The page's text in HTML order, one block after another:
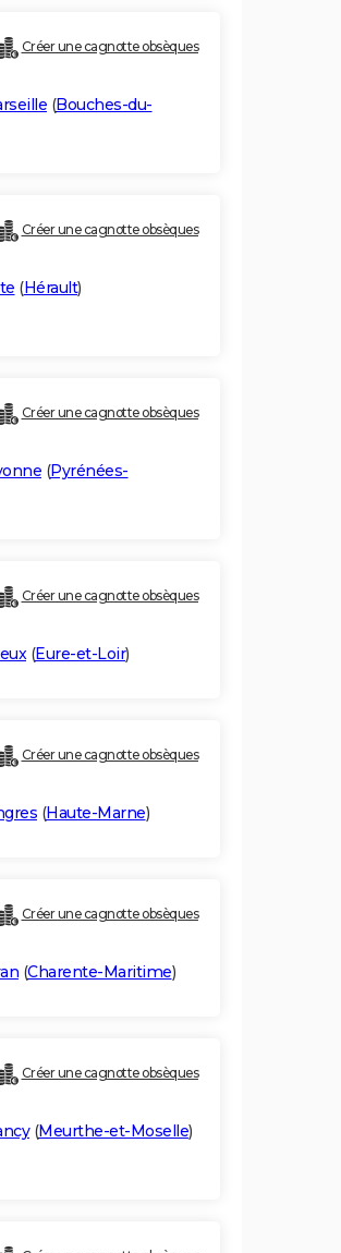
Créer une cagnotte obsèques
(Bouches-du-
Créer une cagnotte obsèques
(Hérault)
Créer une cagnotte obsèques
(Pyrénées-
Créer une cagnotte obsèques
(Eure-et-Loir)
Créer une cagnotte obsèques
(Haute-Marne)
Créer une cagnotte obsèques
(Charente-Maritime)
Créer une cagnotte obsèques
(Meurthe-et-Moselle)